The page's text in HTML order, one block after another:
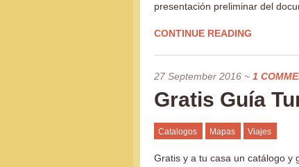
presentación preliminar del
CONTINUE READING
27 September 2016 ~ 1
Gratis Guía
Catalogos Mapas Viajes
Gratis y a tu casa un catálogo y